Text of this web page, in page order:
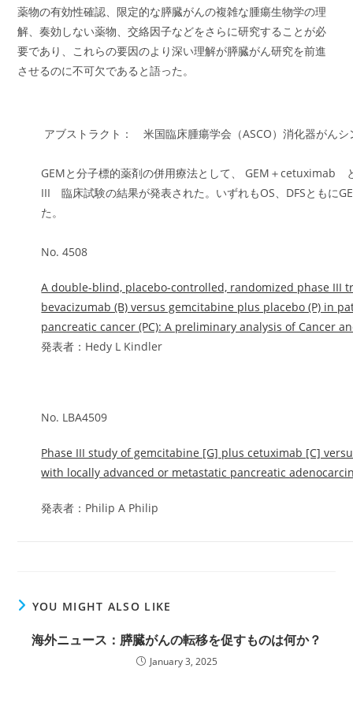
薬物の有効性確認、限定的な膵臓がんの複雑な腫瘍生物学の理
解、奏効しない薬物、交絡因子などをさらに研究することが必
要であり、これらの要因のより深い理解が膵臓がん研究を前進
させるのに不可欠であると語った。
アブストラクト： 米国臨床腫瘍学会（ASCO）消化器がんシ
GEMと分子標的薬剤の併用療法として、 GEM＋
III 臨床試験の結果が発表された。いずれもOS、DFSともに
た。
No. 4508
A double-blind, placebo-controlled, randomized phase III
bevacizumab (B) versus gemcitabine plus placebo (P) in
pancreatic cancer (PC): A preliminary analysis of Cancer
発表者：Hedy L Kindler
No. LBA4509
Phase III study of gemcitabine [G] plus cetuximab [C]
with locally advanced or metastatic pancreatic
発表者：Philip A Philip
YOU MIGHT ALSO LIKE
海外ニュース：膵臓がんの転移を促すものは何か？
January 3, 2025